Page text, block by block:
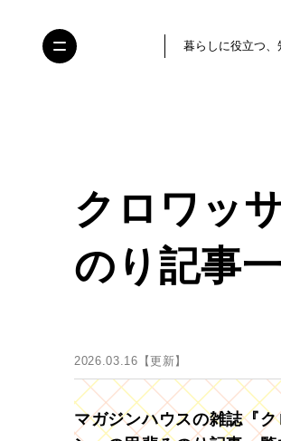
暮らしに役立つ、
クロワッ
のり記事
2026.03.16【更新】
マガジンハウスの雑誌『